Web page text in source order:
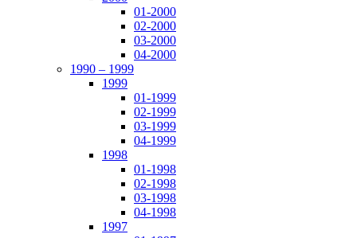
01-2000
02-2000
03-2000
04-2000
1990 – 1999
1999
01-1999
02-1999
03-1999
04-1999
1998
01-1998
02-1998
03-1998
04-1998
1997